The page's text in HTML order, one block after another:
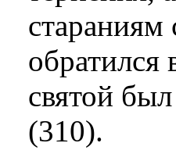
обратился
святой
(310).